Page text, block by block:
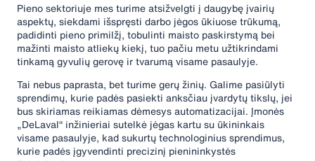
Pieno sektoriuje mes turime atsižvelgti į daugybę įvairių
aspektų, siekdami išspręsti darbo jėgos ūkiuose trūkumą,
padidinti pieno primilžį, tobulinti maisto paskirstymą bei
mažinti maisto atliekų kiekį, tuo pačiu metu užtikrindami
tinkamą gyvulių gerovę ir tvarumą visame pasaulyje.
Tai nebus paprasta, bet turime gerų žinių. Galime pasiūlyti
sprendimų, kurie padės pasiekti anksčiau įvardytų tikslų, jei
bus skiriamas reikiamas dėmesys automatizacijai. Įmonės
„DeLaval“ inžinieriai sutelkė jėgas kartu su ūkininkais
visame pasaulyje, kad sukurtų technologinius sprendimus,
kurie padės įgyvendinti precizinį pienininkystės